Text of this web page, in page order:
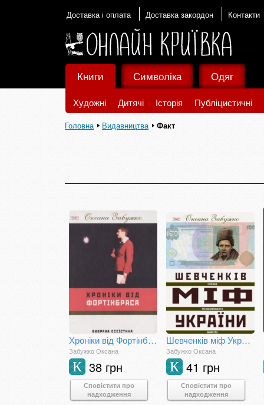
Доставка і оплата Доставка закордон Контакти
Книги
Художні Дитячі Історія Публіцистичні
Символіка Одяг
Головна Видавництва Факт
Хроніки від Фортінбраса. Вибрана есеїстика
Забужко Оксана
38 грн
К
Сповістити про
надходження
Шевченків міф України. Спроба філософського аналізу
Забужко Оксана
41 грн
К
Сповістити про
надходження